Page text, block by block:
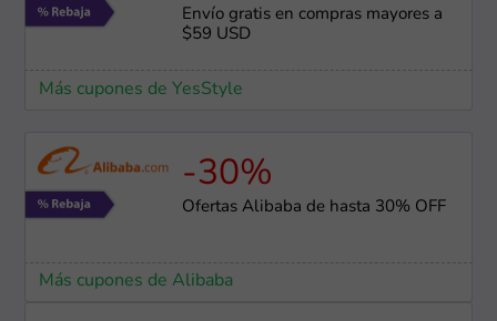
Envío gratis en compras mayores a
$59 USD
Más cupones de YesStyle
-30%
Ofertas Alibaba de hasta 30% OFF
Más cupones de Alibaba